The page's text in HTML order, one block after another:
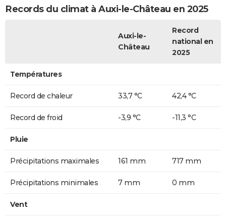
Records du climat à Auxi-le-Château en 2025
Auxi-le-
Château
Record
national en
2025
Températures
Record de chaleur 33,7 °C 42,4 °C
Record de froid -3,9 °C -11,3 °C
Pluie
Précipitations maximales 161 mm 717 mm
Précipitations minimales 7 mm 0 mm
Vent